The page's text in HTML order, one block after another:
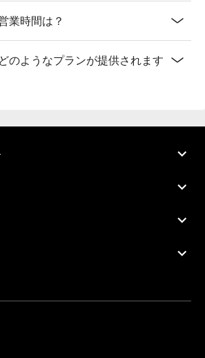
業時間は？
のようなプランが提供されます